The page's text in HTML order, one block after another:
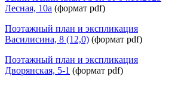
Лесная, 10а (формат pdf)
Поэтажный план и экспликация
Василисина, 8 (12,0) (формат pdf)
Поэтажный план и экспликация
Дворянская, 5-1 (формат pdf)